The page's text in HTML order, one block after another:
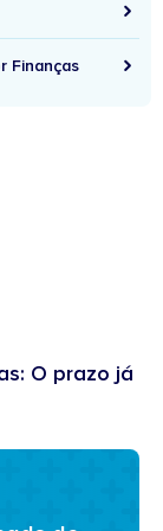
Finanças
O prazo já